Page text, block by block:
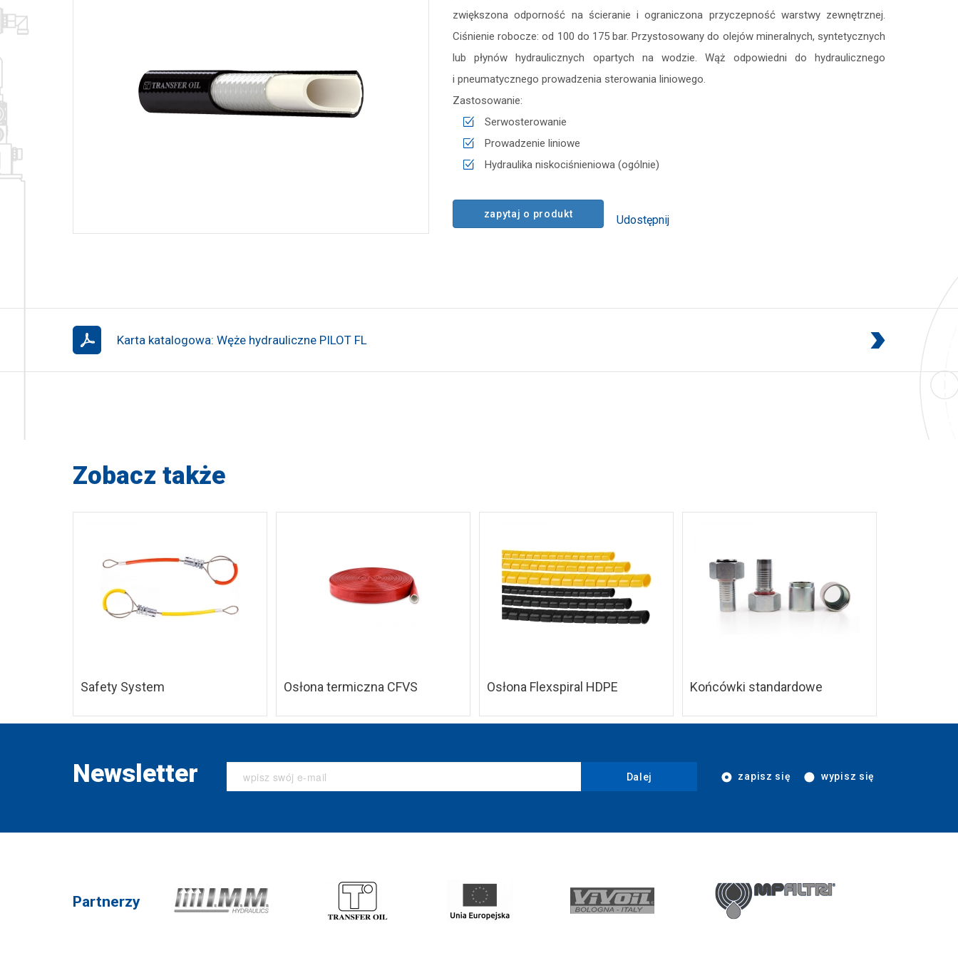
zwiększona odporność na ścieranie i ograniczona przyczepność warstwy zewnętrznej.
Ciśnienie robocze: od 100 do 175 bar. Przystosowany do olejów mineralnych, syntetycznych
lub płynów hydraulicznych opartych na wodzie. Wąż odpowiedni do hydraulicznego
i pneumatycznego prowadzenia sterowania liniowego.
Zastosowanie:
Serwosterowanie
Prowadzenie liniowe
Hydraulika niskociśnieniowa (ogólnie)
zapytaj o produkt Udostępnij
Karta katalogowa: Węże hydrauliczne PILOT FL
Zobacz także
Safety System Osłona termiczna CFVS Osłona Flexspiral HDPE Końcówki standardowe
Newsletter Dalej zapisz się wypisz się
Partnerzy